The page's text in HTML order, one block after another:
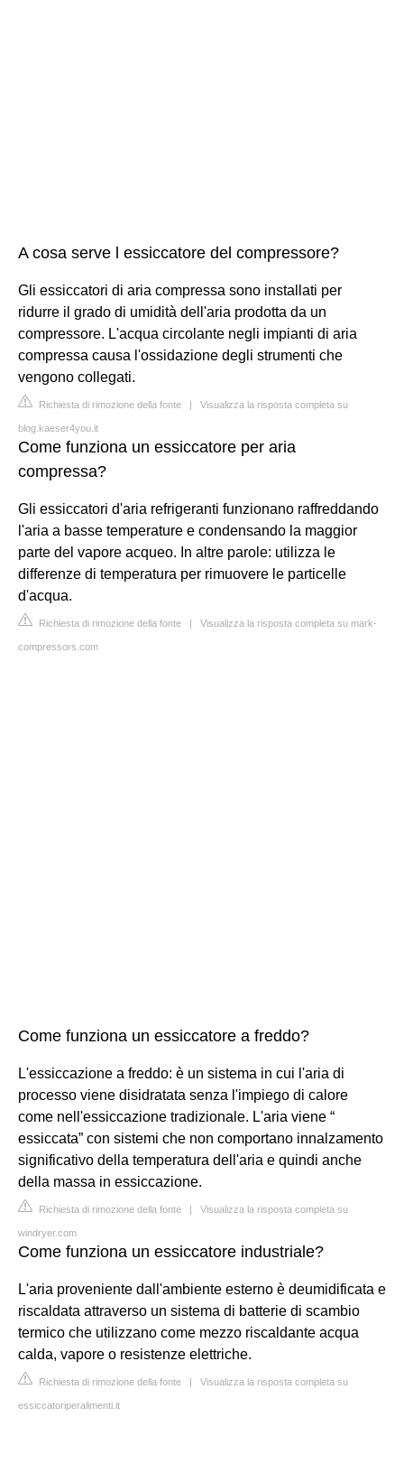
A cosa serve l essiccatore del compressore?
Gli essiccatori di aria compressa sono installati per
ridurre il grado di umidità dell'aria prodotta da un
compressore. L'acqua circolante negli impianti di aria
compressa causa l'ossidazione degli strumenti che
vengono collegati.
Richiesta di rimozione della fonte | Visualizza la risposta completa su
blog.kaeser4you.it
Come funziona un essiccatore per aria
compressa?
Gli essiccatori d'aria refrigeranti funzionano raffreddando
l'aria a basse temperature e condensando la maggior
parte del vapore acqueo. In altre parole: utilizza le
differenze di temperatura per rimuovere le particelle
d'acqua.
Richiesta di rimozione della fonte | Visualizza la risposta completa su mark-
compressors.com
Come funziona un essiccatore a freddo?
L'essiccazione a freddo: è un sistema in cui l'aria di
processo viene disidratata senza l'impiego di calore
come nell'essiccazione tradizionale. L'aria viene “
essiccata” con sistemi che non comportano innalzamento
significativo della temperatura dell'aria e quindi anche
della massa in essiccazione.
Richiesta di rimozione della fonte | Visualizza la risposta completa su
windryer.com
Come funziona un essiccatore industriale?
L'aria proveniente dall'ambiente esterno è deumidificata e
riscaldata attraverso un sistema di batterie di scambio
termico che utilizzano come mezzo riscaldante acqua
calda, vapore o resistenze elettriche.
Richiesta di rimozione della fonte | Visualizza la risposta completa su
essiccatoriperalimenti.it